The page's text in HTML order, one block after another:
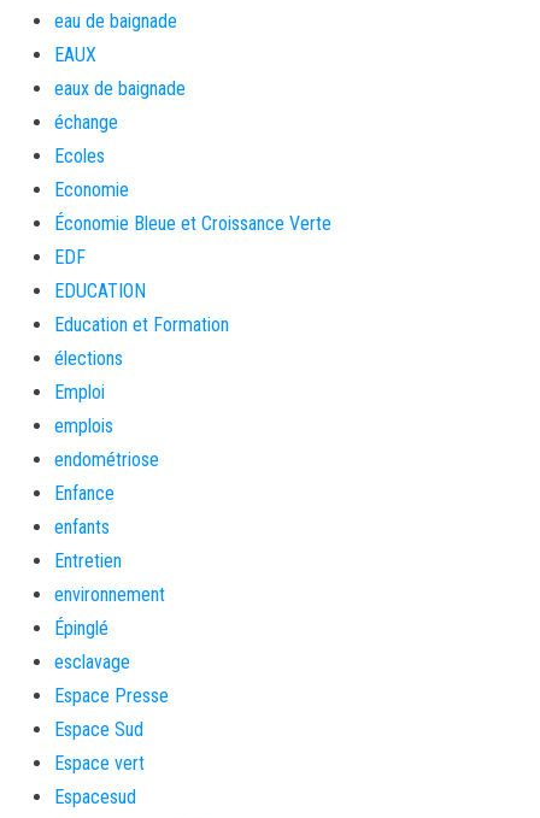
eau de baignade
EAUX
eaux de baignade
échange
Ecoles
Economie
Économie Bleue et Croissance Verte
EDF
EDUCATION
Education et Formation
élections
Emploi
emplois
endométriose
Enfance
enfants
Entretien
environnement
Épinglé
esclavage
Espace Presse
Espace Sud
Espace vert
Espacesud